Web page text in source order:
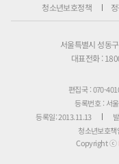
청소년보호정책
서울특별시 성동
대표전화 :
편집국 : 070-
등록번호 : 서
등록일: 2013.11.13
청소년보호
Copyright ⓒ